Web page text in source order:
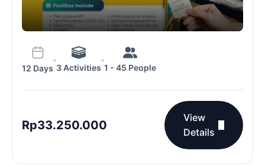
12 Days 3 Activities 1 - 45 People
Rp33.250.000
View
Details